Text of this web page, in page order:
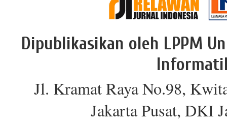
Dipublikasikan oleh LPPM
Jl. Kramat Raya No.98,
Jakarta Pusat, DKI